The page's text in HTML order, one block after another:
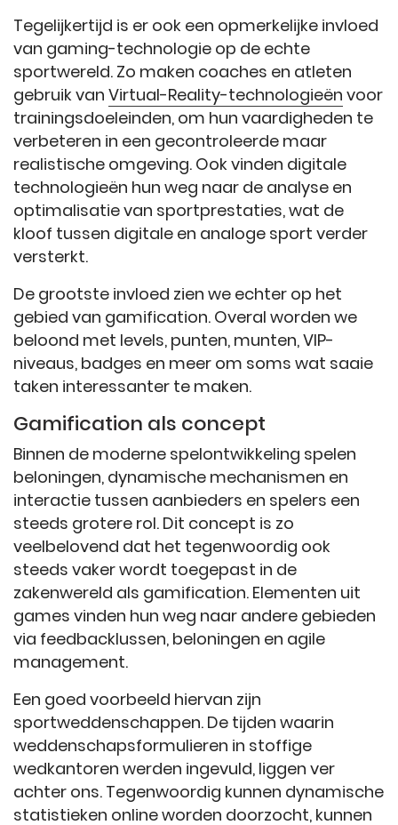
Tegelijkertijd is er ook een opmerkelijke invloed
van gaming-technologie op de echte
sportwereld. Zo maken coaches en atleten
gebruik van Virtual-Reality-technologieën voor
trainingsdoeleinden, om hun vaardigheden te
verbeteren in een gecontroleerde maar
realistische omgeving. Ook vinden digitale
technologieën hun weg naar de analyse en
optimalisatie van sportprestaties, wat de
kloof tussen digitale en analoge sport verder
versterkt.
De grootste invloed zien we echter op het
gebied van gamification. Overal worden we
beloond met levels, punten, munten, VIP-
niveaus, badges en meer om soms wat saaie
taken interessanter te maken.
Gamification als concept
Binnen de moderne spelontwikkeling spelen
beloningen, dynamische mechanismen en
interactie tussen aanbieders en spelers een
steeds grotere rol. Dit concept is zo
veelbelovend dat het tegenwoordig ook
steeds vaker wordt toegepast in de
zakenwereld als gamification. Elementen uit
games vinden hun weg naar andere gebieden
via feedbacklussen, beloningen en agile
management.
Een goed voorbeeld hiervan zijn
sportweddenschappen. De tijden waarin
weddenschapsformulieren in stoffige
wedkantoren werden ingevuld, liggen ver
achter ons. Tegenwoordig kunnen dynamische
statistieken online worden doorzocht, kunnen